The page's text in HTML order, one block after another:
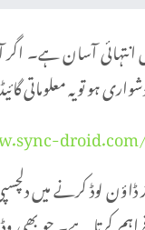
انتہائی آسان ہے۔
ہو تو یہ معلوماتی
لوڈ کرنے میں